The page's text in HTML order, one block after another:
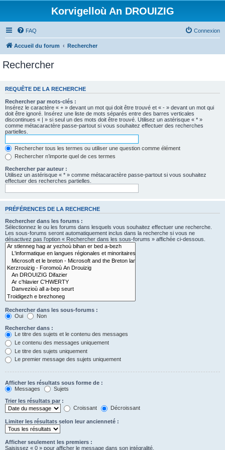
Korvigelloù An DROUIZIG
FAQ Connexion
Accueil du forum Rechercher
Rechercher
REQUÊTE DE LA RECHERCHE
Rechercher par mots-clés :
Insérez le caractère « + » devant un mot qui doit être trouvé et « - » devant un mot qui
doit être ignoré. Insérez une liste de mots séparés entre des barres verticales
discontinues « | » si seul un des mots doit être trouvé. Utilisez un astérisque « * »
comme métacaractère passe-partout si vous souhaitez effectuer des recherches
partielles.
Rechercher tous les termes ou utiliser une question comme élément
Rechercher n’importe quel de ces termes
Rechercher par auteur :
Utilisez un astérisque « * » comme métacaractère passe-partout si vous souhaitez
effectuer des recherches partielles.
PRÉFÉRENCES DE LA RECHERCHE
Rechercher dans les forums :
Sélectionnez le ou les forums dans lesquels vous souhaitez effectuer une recherche.
Les sous-forums seront automatiquement inclus dans la recherche si vous ne
désactivez pas l’option « Rechercher dans les sous-forums » affichée ci-dessous.
Rechercher dans les sous-forums :
Oui
Non
Rechercher dans :
Le titre des sujets et le contenu des messages
Le contenu des messages uniquement
Le titre des sujets uniquement
Le premier message des sujets uniquement
Afficher les résultats sous forme de :
Messages
Sujets
Trier les résultats par :
Croissant
Décroissant
Limiter les résultats selon leur ancienneté :
Afficher seulement les premiers :
Saisissez « 0 » pour afficher le message dans son intégralité.